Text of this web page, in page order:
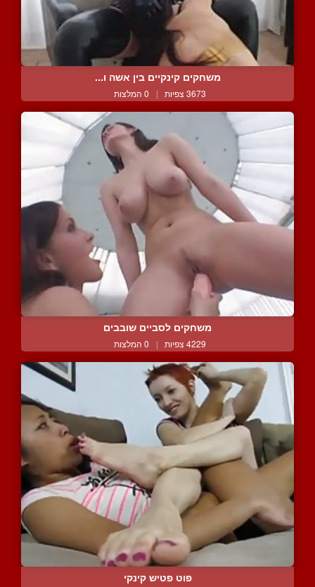
משחקים קינקיים בין אשה ו...
3673 צפיות | 0 המלצות
משחקים לסביים שובבים
4229 צפיות | 0 המלצות
פוט פטיש קינקי